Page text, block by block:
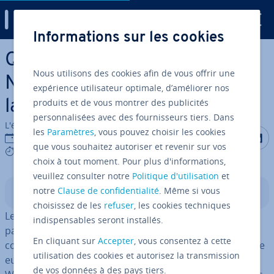
Aller au contenu principal
Qu’est-ce qu’un Wide Area
Network (WAN) ? Aperçu de
la tech­no­lo­gie
L'équipe édi­to­riale IONOS
02/03/2020
5 mins
Partager
Sommaire
Les WAN sont desréseaux étendus
pays voire des con­ti­nents. Ils ne se con­ten­tent pas de
connecter des or­di­na­teurs in­di­vi­duels mais relient entre
eux d’autres réseaux comme des LAN ou des MAN. Les
Informations sur les cookies
Nous utilisons des cookies afin de vous offrir une
expérience utilisateur optimale, d’améliorer nos
produits et de vous montrer des publicités
personnalisées avec des fournisseurs tiers. Dans
les Paramètres, vous pouvez choisir les cookies
que vous souhaitez autoriser et revenir sur vos
choix à tout moment. Pour plus d'informations,
veuillez consulter notre Politique d'utilisation et
notreClause de confidentialité. Même si vous
choisissez de les refuser, les cookies techniques
indispensables seront installés.
En cliquant surAccepter, vous consentez à cette
utilisation des cookies et autorisez la transmission
de vos données à des pays tiers.